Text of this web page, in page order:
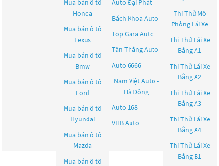
Mua bán ô tô
Honda
Mua bán ô tô
Lexus
Mua bán ô tô
Bmw
Mua bán ô tô
Ford
Mua bán ô tô
Hyundai
Mua bán ô tô
Mazda
Mua bán ô tô
Auto Đại Phát
Bách Khoa Auto
Top Gara Auto
Tân Thắng Auto
Auto 6666
Nam Việt Auto -
Hà Đông
Auto 168
VHB Auto
Thi Thử Mô
Phỏng Lái Xe
Thi Thử Lái Xe
Bằng A1
Thi Thử Lái Xe
Bằng A2
Thi Thử Lái Xe
Bằng A3
Thi Thử Lái Xe
Bằng A4
Thi Thử Lái Xe
Bằng B1